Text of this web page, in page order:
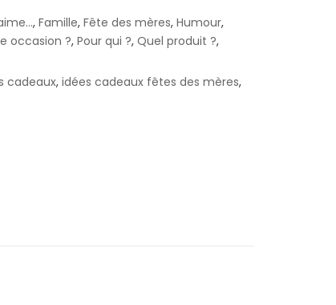
, Famille, Fête des mères, Humour,
occasion ?, Pour qui ?, Quel produit ?,
cadeaux, idées cadeaux fêtes des mères,